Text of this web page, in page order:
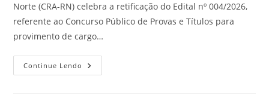
Norte (CRA-RN) celebra a retificação do Edital nº 004/2026,
referente ao Concurso Público de Provas e Títulos para
provimento de cargo…
Continue Lendo Profissionais
De